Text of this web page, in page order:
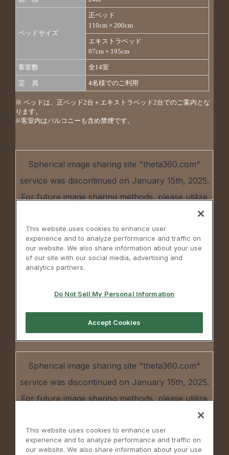
ベッドサイズ
正ベッド
110cm × 200cm
エキストラベッド
97cm × 195cm
客室数 全14室
定 員 4名様でのご利用
※ ベッドは、正ベッド2台＋エキストラベッド2台でのご案内とな
ります。
※客室内はバルコニーも含め禁煙です。